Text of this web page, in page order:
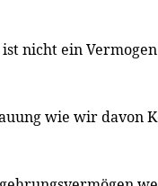
nicht ein
wie wir davon